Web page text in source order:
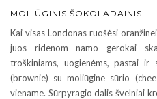
MOLIŪGINIS ŠOKOLADAINIS
Kai visas Londonas ruošėsi
juos ridenom namo gerokai
troškiniams, uogienėms, pastai ir
(brownie) su moliūgine sūrio
viename. Sūrpyragio dalis švelniai